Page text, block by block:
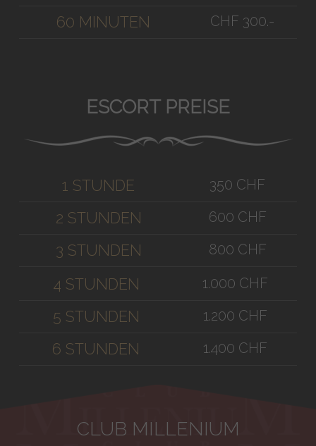
60 MINUTEN CHF 300.-
ESCORT PREISE
1 STUNDE 350 CHF
2 STUNDEN 600 CHF
3 STUNDEN 800 CHF
4 STUNDEN 1.000 CHF
5 STUNDEN 1.200 CHF
6 STUNDEN 1.400 CHF
CLUB MILLENIUM